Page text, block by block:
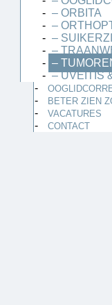
– ORBITA
–
–
–
–
– UVEÏTIS
BETER ZIEN
VACATURES
CONTACT